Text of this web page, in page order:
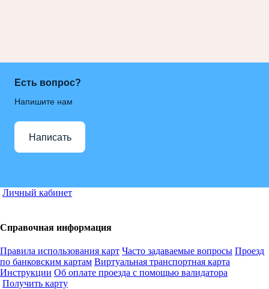
Есть вопрос?
Напишите нам
Написать
Личный кабинет
Справочная информация
Правила использования карт Часто задаваемые вопросы Проезд
по банковским картам Виртуальная транспортная карта
Инструкции Об оплате проезда с помощью валидатора
Получить карту